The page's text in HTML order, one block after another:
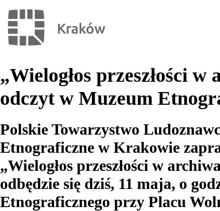
„Wielogłos przeszłości
odczyt w Muzeum
Polskie Towarzystwo
Etnograficzne w Krakowie
„Wielogłos przeszłości w
odbędzie się dziś, 11 maja, o
Etnograficznego przy Placu